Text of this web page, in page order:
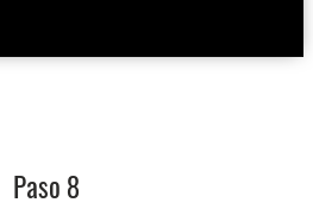
Paso 8